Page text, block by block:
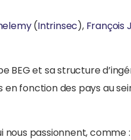
(Intrinsec), François
BEG et sa structure
fonction des pays au
nous passionnent, comme :